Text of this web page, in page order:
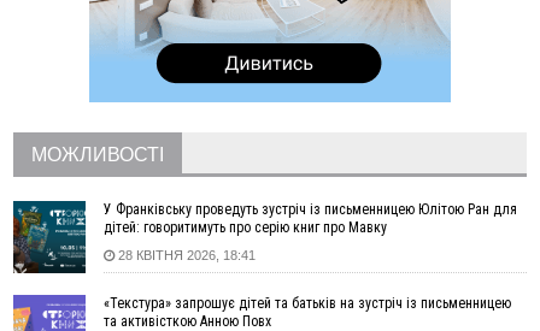
організацію «КОД 7'Я», аби підтримувати військових та їхні
У Коломиї на одній з вулиць встановлять комплекс
автоматичної фіксації швидкості
15:00
На Закарпатті викрили масштабну схему незаконного
виключення військовозобов’язаних з обліку
14:31
«Багато питань буде знято». На громадських слуханнях в
Яремче обговорили, як вирішити питання джипінгу в
Карпатах
13:30
ФОТО На Надрічній тривають останні приготування до
МОЖЛИВОСТІ
У Франківську проведуть зустріч із письменницею Юлітою Ран для
дітей: говоритимуть про серію книг про Мавку
28 КВІТНЯ 2026, 18:41
«Текстура» запрошує дітей та батьків на зустріч із письменницею
та активісткою Анною Повх